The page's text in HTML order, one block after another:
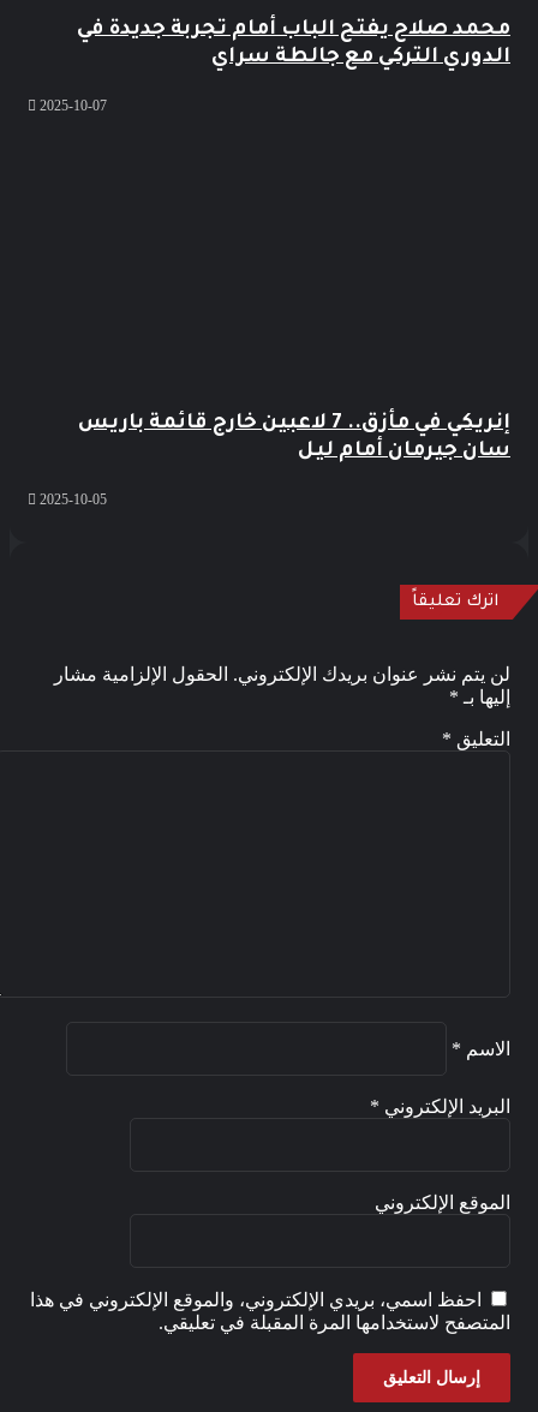
محمد صلاح يفتح الباب أمام تجربة جديدة في
الدوري التركي مع جالطة سراي
2025-10-07
إنريكي في مأزق.. 7 لاعبين خارج قائمة باريس
سان جيرمان أمام ليل
2025-10-05
اترك تعليقاً
لن يتم نشر عنوان بريدك الإلكتروني.
الحقول الإلزامية مشار
إليها بـ *
التعليق *
الاسم *
البريد الإلكتروني *
الموقع الإلكتروني
احفظ اسمي، بريدي الإلكتروني، والموقع الإلكتروني في هذا
المتصفح لاستخدامها المرة المقبلة في تعليقي.